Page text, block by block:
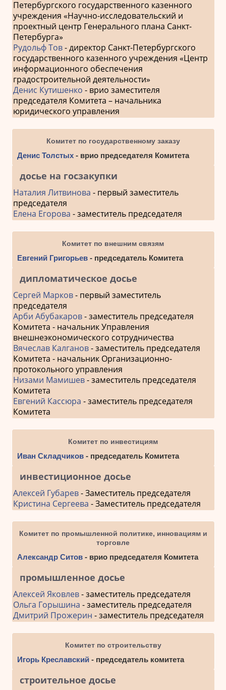
Петербургского государственного казенного
учреждения «Научно-исследовательский и
проектный центр Генерального плана Санкт-
Петербурга»
Рудольф Тов- директор Санкт-Петербургского
государственного казенного учреждения «Центр
информационного обеспечения
градостроительной деятельности»
Денис Кутишенко - врио заместителя
председателя Комитета – начальника
юридического управления
Комитет по государственному заказу
Денис Толстых- врио председателя Комитета
досье на госзакупки
Наталия Литвинова - первый заместитель
председателя
Елена Егорова - заместитель председателя
Комитет по внешним связям
Евгений Григорьев- председатель Комитета
дипломатическое досье
Сергей Марков- первый заместитель
председателя
Арби Абубакаров- заместитель председателя
Комитета - начальник Управления
внешнеэкономического сотрудничества
Вячеслав Калганов- заместитель председателя
Комитета - начальник Организационно-
протокольного управления
Низами Мамишев- заместитель председателя
Комитета
Евгений Кассюра - заместитель председателя
Комитета
Комитет по инвестициям
Иван Складчиков- председатель Комитета
инвестиционное досье
Алексей Губарев- Заместитель председателя
Кристина Сергеева - Заместитель председателя
Комитет по промышленной политике, инновациям и
торговле
Александр Ситов- врио председателя Комитета
промышленное досье
Алексей Яковлев- заместитель председателя
Ольга Горышина - заместитель председателя
Дмитрий Прожерин - заместитель председателя
Комитет по строительству
Игорь Креславский - председатель комитета
строительное досье